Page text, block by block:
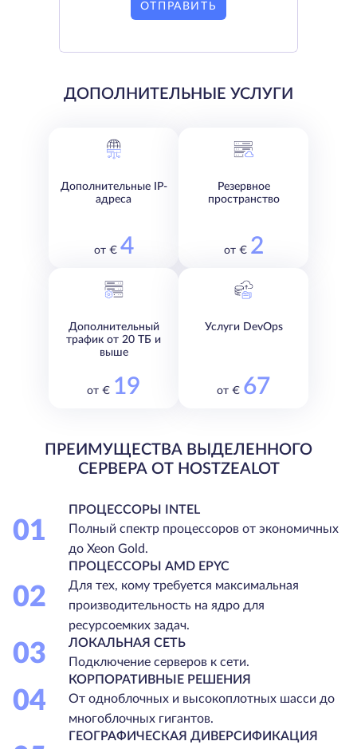
ОТПРАВИТЬ
ДОПОЛНИТЕЛЬНЫЕ УСЛУГИ
Дополнительные IP-
адреса
от € 4
Резервное
пространство
от € 2
Дополнительный
трафик от 20 ТБ и
выше
от € 19
Услуги DevOps
от € 67
ПРЕИМУЩЕСТВА ВЫДЕЛЕННОГО
СЕРВЕРА ОТ HOSTZEALOT
01
ПРОЦЕССОРЫ INTEL
Полный спектр процессоров от экономичных
до Xeon Gold.
02
ПРОЦЕССОРЫ AMD EPYC
Для тех, кому требуется максимальная
производительность на ядро для
ресурсоемких задач.
03
ЛОКАЛЬНАЯ СЕТЬ
Подключение серверов к сети.
04
КОРПОРАТИВНЫЕ РЕШЕНИЯ
От одноблочных и высокоплотных шасси до
многоблочных гигантов.
ГЕОГРАФИЧЕСКАЯ ДИВЕРСИФИКАЦИЯ